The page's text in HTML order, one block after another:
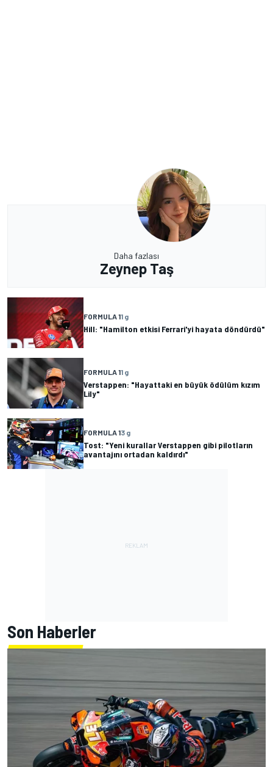
Daha fazlası
Zeynep Taş
FORMULA 11 g
Hill: "Hamilton etkisi Ferrari'yi hayata döndürdü"
FORMULA 11 g
Verstappen: "Hayattaki en büyük ödülüm kızım
Lily"
FORMULA 13 g
Tost: "Yeni kurallar Verstappen gibi pilotların
avantajını ortadan kaldırdı"
Son Haberler